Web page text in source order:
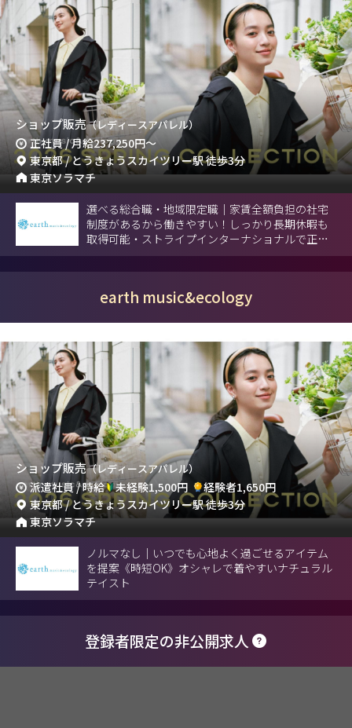
ショップ販売（レディースアパレル）
正社員 / 月給237,250円～
東京都 / とうきょうスカイツリー駅 徒歩3分
東京ソラマチ
選べる総合職・地域限定職｜家賃全額負担の社宅
制度があるから働きやすい！しっかり長期休暇も
取得可能・ストライプインターナショナルで正社
員募集。
earth music&ecology
ショップ販売（レディースアパレル）
派遣社員 / 時給 未経験1,500円
経験者1,650円
東京都 / とうきょうスカイツリー駅 徒歩3分
東京ソラマチ
ノルマなし｜いつでも心地よく過ごせるアイテム
を提案《時短OK》オシャレで着やすいナチュラル
テイスト
登録者限定の非公開求人